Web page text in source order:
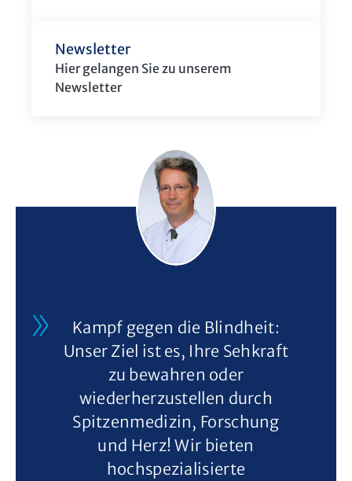
Newsletter
Hier gelangen Sie zu unserem
Newsletter
Kampf gegen die Blindheit:
Unser Ziel ist es, Ihre Sehkraft
zu bewahren oder
wiederherzustellen durch
Spitzenmedizin, Forschung
und Herz! Wir bieten
hochspezialisierte